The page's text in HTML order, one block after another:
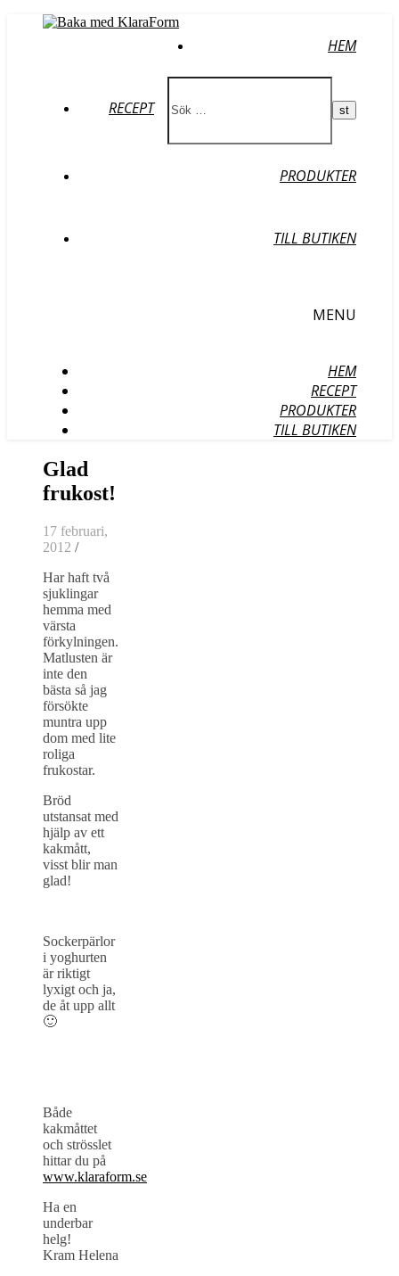
HEM
RECEPT
PRODUKTER
TILL BUTIKEN
MENU
HEM
RECEPT
PRODUKTER
TILL BUTIKEN
Glad
frukost!
17 februari,
2012 /
Har haft två
sjuklingar
hemma med
värsta
förkylningen.
Matlusten är
inte den
bästa så jag
försökte
muntra upp
dom med lite
roliga
frukostar.
Bröd
utstansat med
hjälp av ett
kakmått,
visst blir man
glad!
Sockerpärlor
i yoghurten
är riktigt
lyxigt och ja,
de åt upp allt
🙂
Både
kakmåttet
och strösslet
hittar du på
www.klaraform.se
Ha en
underbar
helg!
Kram Helena